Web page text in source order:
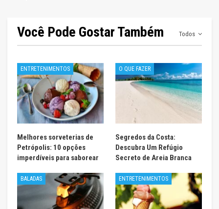
Todos
Você Pode Gostar Também
ENTRETENIMENTOS
Melhores sorveterias de
Petrópolis: 10 opções
imperdíveis para saborear
O QUE FAZER
Segredos da Costa:
Descubra Um Refúgio
Secreto de Areia Branca
BALADAS ENTRETENIMENTOS